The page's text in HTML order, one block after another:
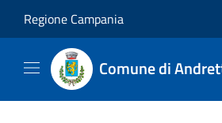
Regione Campania
Comune di